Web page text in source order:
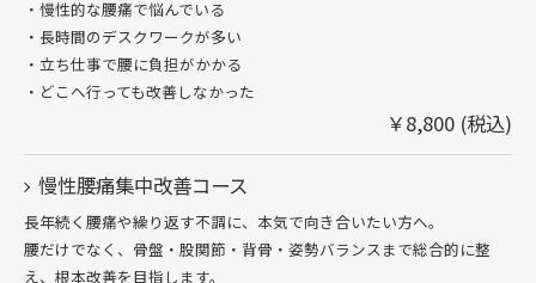
・慢性的な腰痛で悩んでいる
・長時間のデスクワークが多い
・立ち仕事で腰に負担がかかる
・どこへ行っても改善しなかった
￥8,800 (税込)
慢性腰痛集中改善コース
長年続く腰痛や繰り返す不調に、本気で向き合いたい方へ。
腰だけでなく、骨盤・股関節・背骨・姿勢バランスまで総合的に整
え、根本改善を目指します。